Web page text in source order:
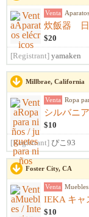
Venta
炊飯器
$20
[Registrant] yamaken
Millbrae, California
Venta Ropa
シルバニ
$10
[Registrant] ぴこ93
Foster City, CA
Venta
IEKA キャ
$10